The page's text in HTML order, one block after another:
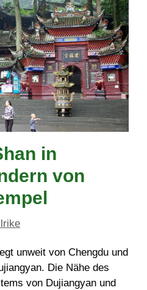
in
von
unweit von Chengdu und
Die Nähe des
von Dujiangyan und